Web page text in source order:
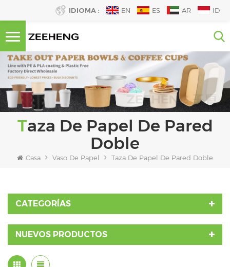
IDIOMA : EN ES AR ID
Taza De Papel De Pared
Doble
Casa Vaso De Papel Taza De Papel De Pared Doble
CATEGORÍAS
NUEVOS PRODUCTOS